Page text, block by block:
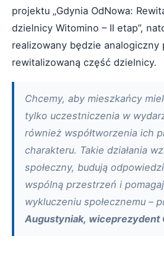
projektu „Gdynia OdNowa:
dzielnicy Witomino – II etap”,
realizowany będzie analogiczny
rewitalizowaną część dzielnicy.
Chcemy, aby mieszkańcy
tylko uczestniczenia w
również współtworzenia ich
charakteru. Takie działania
społeczny, budują
wspólną przestrzeń i
wykluczeniu społecznemu –
Augustyniak, wiceprezydent